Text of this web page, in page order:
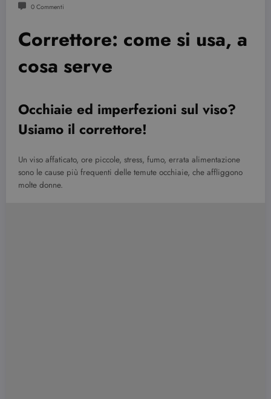
0 Commenti
Correttore: come si usa, a
cosa serve
Occhiaie ed imperfezioni sul viso?
Usiamo il correttore!
Un viso affaticato, ore piccole, stress, fumo, errata alimentazione
sono le cause più frequenti delle temute occhiaie, che affliggono
molte donne.